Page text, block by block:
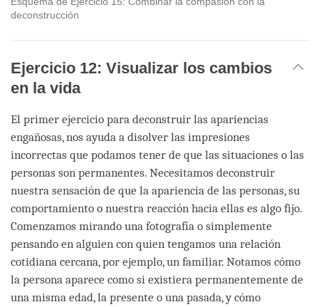
deconstrucción
Ejercicio 12: Visualizar los cambios
en la vida
El primer ejercicio para deconstruir las apariencias
engañosas, nos ayuda a disolver las impresiones
incorrectas que podamos tener de que las situaciones o las
personas son permanentes. Necesitamos deconstruir
nuestra sensación de que la apariencia de las personas, su
comportamiento o nuestra reacción hacia ellas es algo fijo.
Comenzamos mirando una fotografía o simplemente
pensando en alguien con quien tengamos una relación
cotidiana cercana, por ejemplo, un familiar. Notamos cómo
la persona aparece como si existiera permanentemente de
una misma edad, la presente o una pasada, y cómo